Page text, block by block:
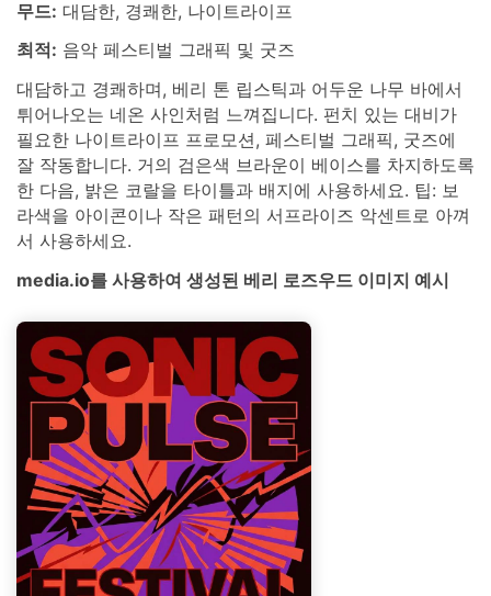
무드: 대담한, 경쾌한, 나이트라이프
최적: 음악 페스티벌 그래픽 및 굿즈
대담하고 경쾌하며, 베리 톤 립스틱과 어두운 나무 바에서
튀어나오는 네온 사인처럼 느껴집니다. 펀치 있는 대비가
필요한 나이트라이프 프로모션, 페스티벌 그래픽, 굿즈에
잘 작동합니다. 거의 검은색 브라운이 베이스를 차지하도록
한 다음, 밝은 코랄을 타이틀과 배지에 사용하세요. 팁: 보
라색을 아이콘이나 작은 패턴의 서프라이즈 악센트로 아껴
서 사용하세요.
media.io를 사용하여 생성된 베리 로즈우드 이미지 예시